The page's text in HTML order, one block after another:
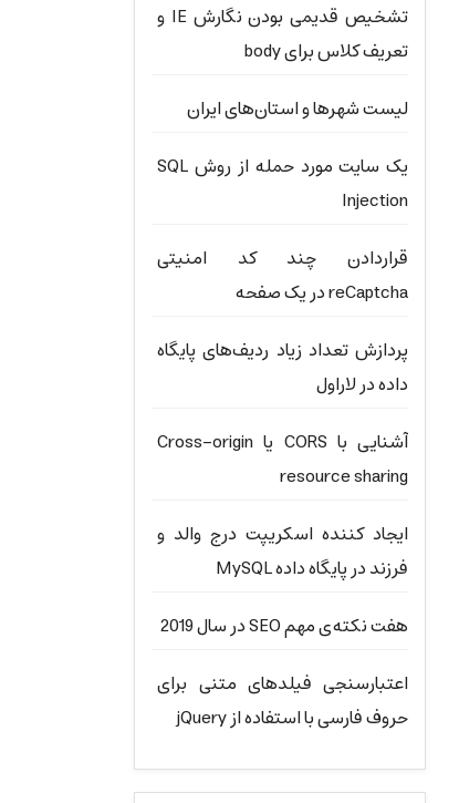
تشخیص قدیمی بودن نگارش IE و
تعریف کلاس برای body
لیست شهرها و استان‌های ایران
یک سایت مورد حمله از روش SQL
Injection
قراردادن چند کد امنیتی
reCaptcha در یک صفحه
پردازش تعداد زیاد ردیف‌های پایگاه
داده در لاراول
آشنایی با CORS یا Cross-origin
resource sharing
ایجاد کننده اسکریپت درج والد و
فرزند در پایگاه داده MySQL
هفت نکته‌ی مهم SEO در سال 2019
اعتبارسنجی فیلدهای متنی برای
حروف فارسی با استفاده از jQuery